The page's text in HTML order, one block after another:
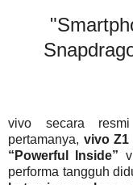
vivo secara resmi
pertamanya, vivo Z1
“Powerful Inside”
performa tangguh